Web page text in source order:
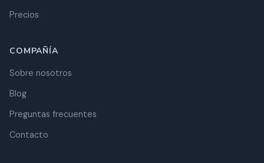
Precios
COMPAÑÍA
Sobre nosotros
Blog
Preguntas frecuentes
Contacto